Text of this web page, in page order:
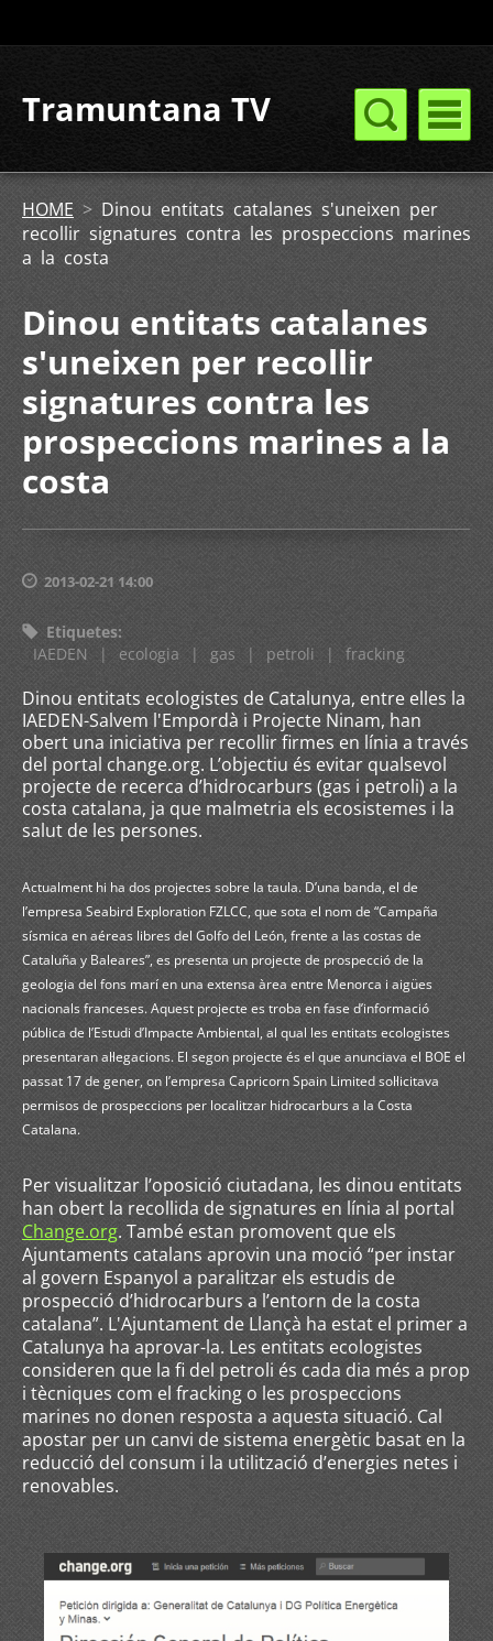
Tramuntana TV
HOME > Dinou entitats catalanes s'uneixen per
recollir signatures contra les prospeccions marines
a la costa
Dinou entitats catalanes
s'uneixen per recollir
signatures contra les
prospeccions marines a la
costa
2013-02-21 14:00
Etiquetes:
IAEDEN
| ecologia | gas | petroli | fracking
Dinou entitats ecologistes de Catalunya, entre elles la
IAEDEN-Salvem l'Empordà i Projecte Ninam, han
obert una iniciativa per recollir firmes en línia a través
del portal change.org. L’objectiu és evitar qualsevol
projecte de recerca d’hidrocarburs (gas i petroli) a la
costa catalana, ja que malmetria els ecosistemes i la
salut de les persones.
Actualment hi ha dos projectes sobre la taula. D’una banda, el de
l’empresa Seabird Exploration FZLCC, que sota el nom de “Campaña
sísmica en aéreas libres del Golfo del León, frente a las costas de
Cataluña y Baleares”, es presenta un projecte de prospecció de la
geologia del fons marí en una extensa àrea entre Menorca i aigües
nacionals franceses. Aquest projecte es troba en fase d’informació
pública de l’Estudi d’Impacte Ambiental, al qual les entitats ecologistes
presentaran al·legacions. El segon projecte és el que anunciava el BOE el
passat 17 de gener, on l’empresa Capricorn Spain Limited sol·licitava
permisos de prospeccions per localitzar hidrocarburs a la Costa
Catalana.
Per visualitzar l’oposició ciutadana, les dinou entitats
han obert la recollida de signatures en línia al portal
Change.org. També estan promovent que els
Ajuntaments catalans aprovin una moció “per instar
al govern Espanyol a paralitzar els estudis de
prospecció d’hidrocarburs a l’entorn de la costa
catalana”. L'Ajuntament de Llançà ha estat el primer a
Catalunya ha aprovar-la. Les entitats ecologistes
consideren que la fi del petroli és cada dia més a prop
i tècniques com el fracking o les prospeccions
marines no donen resposta a aquesta situació. Cal
apostar per un canvi de sistema energètic basat en la
reducció del consum i la utilització d’energies netes i
renovables.